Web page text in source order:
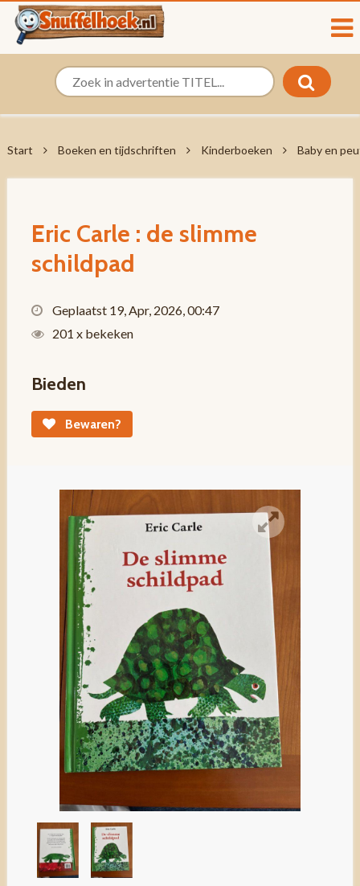
Start Boeken en tijdschriften Kinderboeken Baby en
Eric Carle : de slimme
schildpad
Geplaatst 19, Apr, 2026, 00:47
201 x bekeken
Bieden
Bewaren?